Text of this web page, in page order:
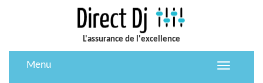
L'assurance de l'excellence
Toggle
Menu